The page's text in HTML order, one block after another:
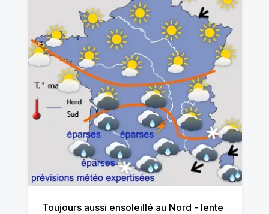
Toujours aussi ensoleillé au Nord - lente